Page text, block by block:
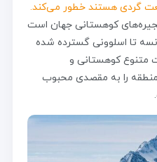
گردی هستند خطور می‌کند.
کوهستانی جهان است
تا اسلوونی گسترده شده
متنوع کوهستانی و
را به مقصدی محبوب